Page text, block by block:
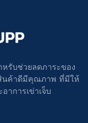
หรับช่วยลดภาระของ
สินค้าดีมีคุณภาพ ที่มีให้
าการเข่าเจ็บ